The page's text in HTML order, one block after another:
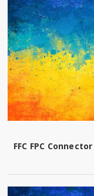
FFC FPC